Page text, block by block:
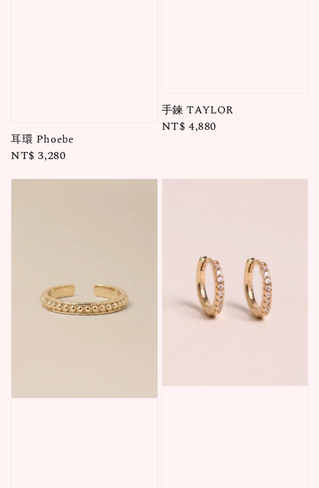
耳環 Phoebe
Regular
NT$ 3,280
手鍊 TAYLOR
Regular
NT$ 4,880